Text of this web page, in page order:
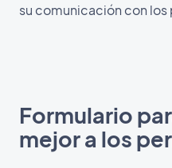
su comunicación con
Formulario
mejor a los